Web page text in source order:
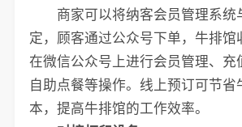
商家可以将纳客会员管理系统
定，顾客通过公众号下单，牛排馆
在微信公众号上进行会员管理、充
自助点餐等操作。线上预订可节省
本，提高牛排馆的工作效率。